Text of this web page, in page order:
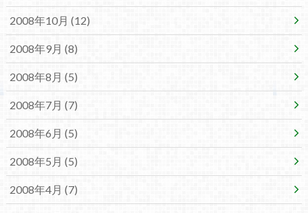
2008年10月 (12)
2008年9月 (8)
2008年8月 (5)
2008年7月 (7)
2008年6月 (5)
2008年5月 (5)
2008年4月 (7)